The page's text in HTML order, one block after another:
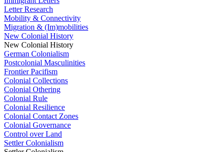
Letter Research
Mobility & Connectivity
Migration & (Im)mobilities
New Colonial History
New Colonial History
German Colonialism
Postcolonial Masculinities
Frontier Pacifism
Colonial Collections
Colonial Othering
Colonial Rule
Colonial Resilience
Colonial Contact Zones
Colonial Governance
Control over Land
Settler Colonialism